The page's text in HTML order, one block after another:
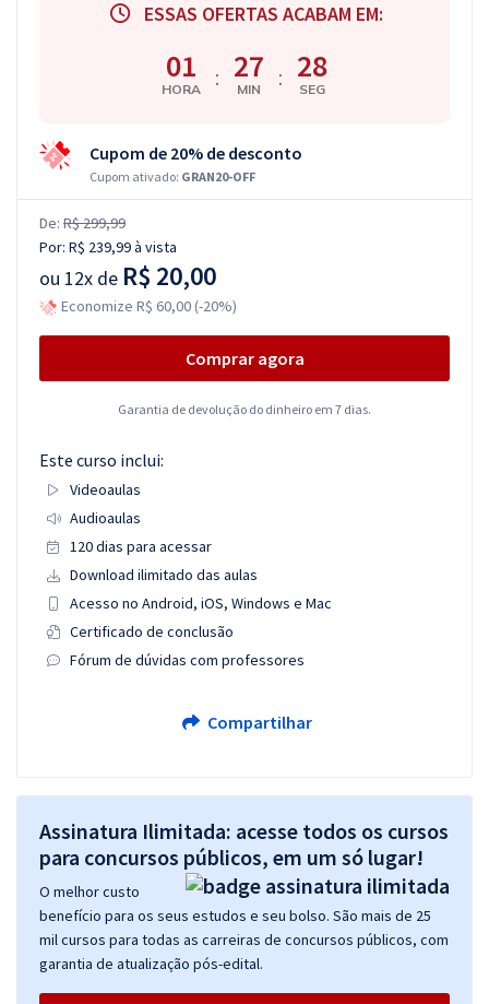
ESSAS OFERTAS ACABAM EM:
01
HORA : 27
MIN : 27
SEG
Cupom de 20% de desconto
Cupom ativado: GRAN20-OFF
De: R$ 299,99
Por: R$ 239,99à vista
ou 12x de R$ 20,00
Economize R$ 60,00 (-20%)
Comprar agora
Garantia de devolução do dinheiro em 7 dias.
Este curso inclui:
Videoaulas
Audioaulas
120 dias para acessar
Download ilimitado das aulas
Acesso no Android, iOS, Windows e Mac
Certificado de conclusão
Fórum de dúvidas com professores
Compartilhar
Assinatura Ilimitada: acesse todos os cursos
para concursos públicos, em um só lugar!
O melhor custo
benefício para os seus estudos e seu bolso. São mais de 25
mil cursos para todas as carreiras de concursos públicos, com
garantia de atualização pós-edital.